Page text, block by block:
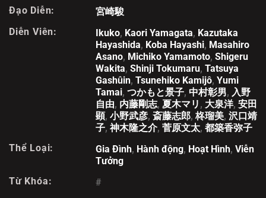
Đạo Diễn:
宮崎駿
Diễn Viên:
Ikuko, Kaori Yamagata, Kazutaka
Hayashida, Koba Hayashi, Masahiro
Asano, Michiko Yamamoto, Shigeru
Wakita, Shinji Tokumaru, Tatsuya
Gashûin, Tsunehiko Kamijô, Yumi
Tamai, つかもと景子, 中村彰男, 入野
自由, 内藤剛志, 夏木マリ , 大泉洋, 安田
顕, 小野武彦,斎藤志郎, 柊瑠美, 沢口靖
子, 神木隆之介, 菅原文太, 都築香弥子
Thể Loại:
Gia Đình, Hành động, Hoạt Hình, Viễn
Tưởng
Từ Khóa:
#